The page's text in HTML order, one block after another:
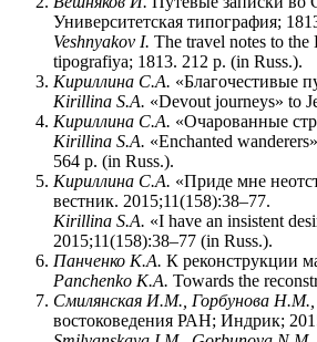
Университетская типография;
Veshnyakov I. The travel notes to
tipografiya; 1813. 212 p. (in Russ.).
Кириллина С.А. «Благочестивые
Kirillina S.A. «Devout journeys» to
Кириллина С.А. «Очарованные
Kirillina S.A. «Enchanted
564 p. (in Russ.).
Кириллина С.А. «Приде мне
вестник. 2015;11(158):38–77.
Kirillina S.A. «I have an insistent
2015;11(158):38–77 (in Russ.).
Панченко К.А. К реконструкции
Panchenko K.A. Towards the
Смилянская И.М., Горбунова
востоковедения РАН; Индрик;